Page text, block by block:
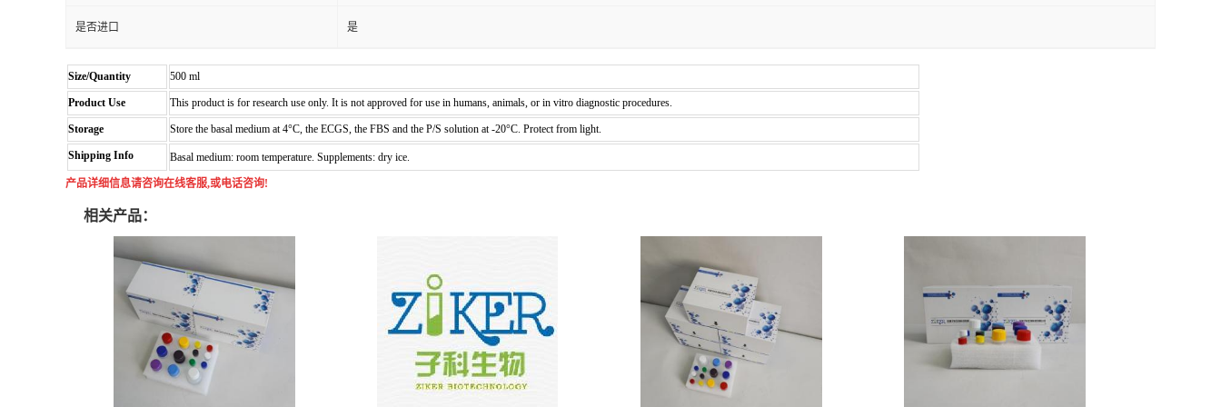
是否进口 是
Size/Quantity 500 ml
Product Use This product is for research use only. It is not approved for use in humans, animals, or in vitro diagnostic procedures.
Storage Store the basal medium at 4°C, the ECGS, the FBS and the P/S solution at -20°C. Protect from light.
Shipping Info Basal medium: room temperature. Supplements: dry ice.
产品详细信息请咨询在线客服,或电话咨询!
相关产品：